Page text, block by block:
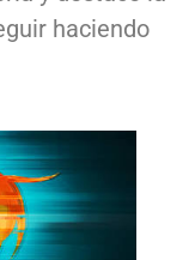
haciendo